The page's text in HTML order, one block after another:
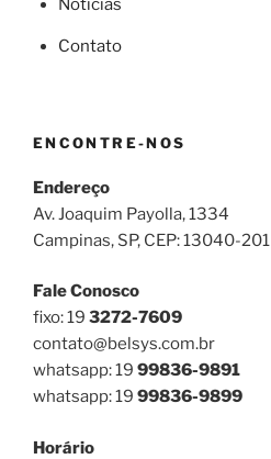
Notícias
Contato
ENCONTRE-NOS
Endereço
Av. Joaquim Payolla, 1334
Campinas, SP, CEP: 13040-201
Fale Conosco
fixo: 19 3272-7609
contato@belsys.com.br
whatsapp: 19 99836-9891
whatsapp: 19 99836-9899
Horário